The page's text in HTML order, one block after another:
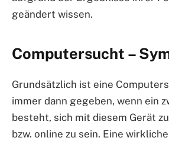
geändert wissen.
Computersucht –
Grundsätzlich ist eine
immer dann gegeben, wenn ein
besteht, sich mit diesem Gerät
bzw. online zu sein. Eine